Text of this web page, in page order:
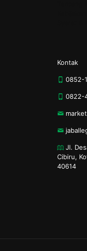
Kontak
0852-
0822-
Jl.
Cibiru,
40614